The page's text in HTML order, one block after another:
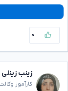
۰
زینب زینلی
کارآموز